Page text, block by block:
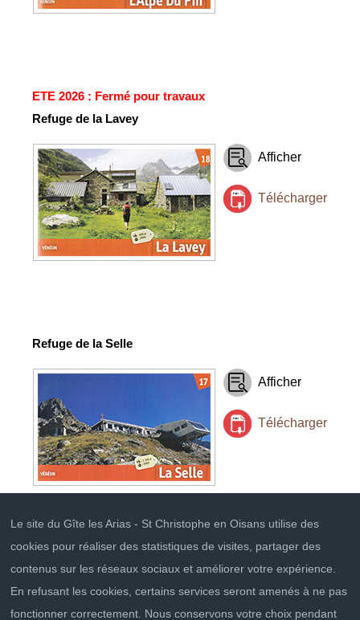
ETE 2026 : Fermé pour travaux
Refuge de la Lavey
Afficher
Télécharger
Refuge de la Selle
Afficher
Télécharger
Le site du Gîte les Arias - St Christophe en Oisans utilise des
cookies pour réaliser des statistiques de visites, partager des
contenus sur les réseaux sociaux et améliorer votre expérience.
En refusant les cookies, certains services seront amenés à ne pas
fonctionner correctement. Nous conservons votre choix pendant
Conditions générales de vente Mentions légales